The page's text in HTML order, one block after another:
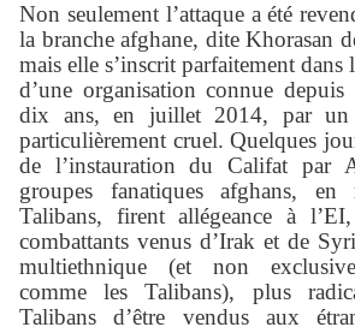
Non seulement l’attaque a été
la branche afghane, dite Khorasan
mais elle s’inscrit parfaitement dans
d’une organisation connue
dix ans, en juillet 2014, par un
particulièrement cruel. Quelques
de l’instauration du Califat par
groupes fanatiques afghans,
Talibans, firent allégeance à
combattants venus d’Irak et de
multiethnique (et non
comme les Talibans), plus
Talibans d’être vendus aux